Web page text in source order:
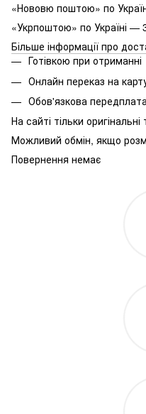
«Нововю поштою» по
«Укрпоштою» по Україні —
Більше інформації про
Готівкою при отриманні
Онлайн переказ на
Обов'язкова
На сайті тільки оригінальні
Можливий обмін, якщо
Повернення немає